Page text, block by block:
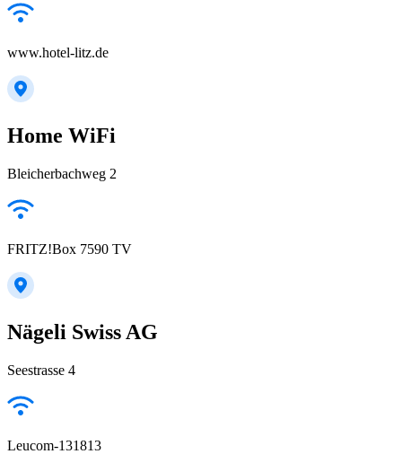
www.hotel-litz.de
Home WiFi
Bleicherbachweg 2
FRITZ!Box 7590 TV
Nägeli Swiss AG
Seestrasse 4
Leucom-131813